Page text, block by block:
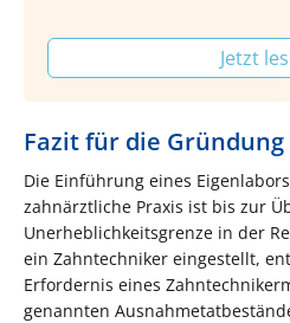
Jetzt
Fazit für die
Die Einführung eines
zahnärztliche Praxis ist bis zur
Unerheblichkeitsgrenze in der
ein Zahntechniker eingestellt,
Erfordernis eines
genannten